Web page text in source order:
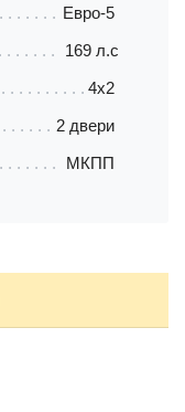
Евро-5
169 л.с
4х2
2 двери
МКПП